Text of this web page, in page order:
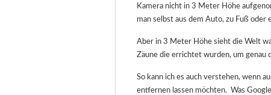
Kamera nicht in 3 Meter Höhe
man selbst aus dem Auto, zu Fuß oder
Aber in 3 Meter Höhe sieht die Welt
Zäune die errichtet wurden, um genau
So kann ich es auch verstehen, wenn
entfernen lassen möchten. Was